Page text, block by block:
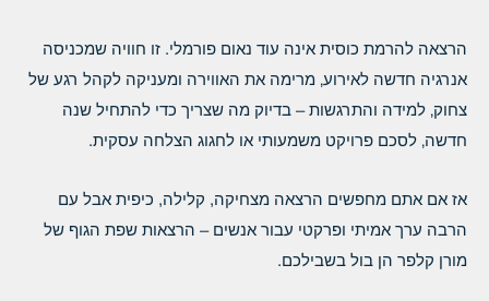
הרצאה להרמת כוסית אינה עוד נאום פורמלי. זו חוויה שמכניסה
אנרגיה חדשה לאירוע‚ מרימה את האווירה ומעניקה לקהל רגע של
צחוק‚ למידה והתרגשות – בדיוק מה שצריך כדי להתחיל שנה
חדשה‚ לסכם פרויקט משמעותי או לחגוג הצלחה עסקית.
אז אם אתם מחפשים הרצאה מצחיקה, קלילה, כיפית אבל עם
הרבה ערך אמיתי ופרקטי עבור אנשים – הרצאות שפת הגוף של
מורן קלפר הן בול בשבילכם.